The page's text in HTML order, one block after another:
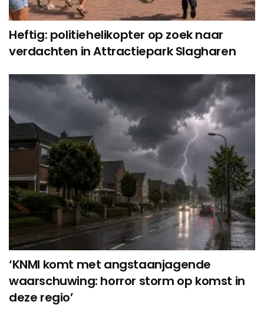
Heftig: politiehelikopter op zoek naar
verdachten in Attractiepark Slagharen
‘KNMI komt met angstaanjagende
waarschuwing: horror storm op komst in
deze regio’